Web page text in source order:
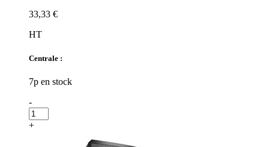
33,33 €
HT
Centrale :
7p en stock
-
+